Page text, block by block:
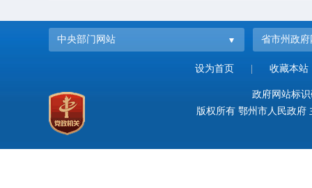
中央部门网站 省市州政府
设为首页 收藏本站
政府网站标
版权所有 鄂州市人民政府